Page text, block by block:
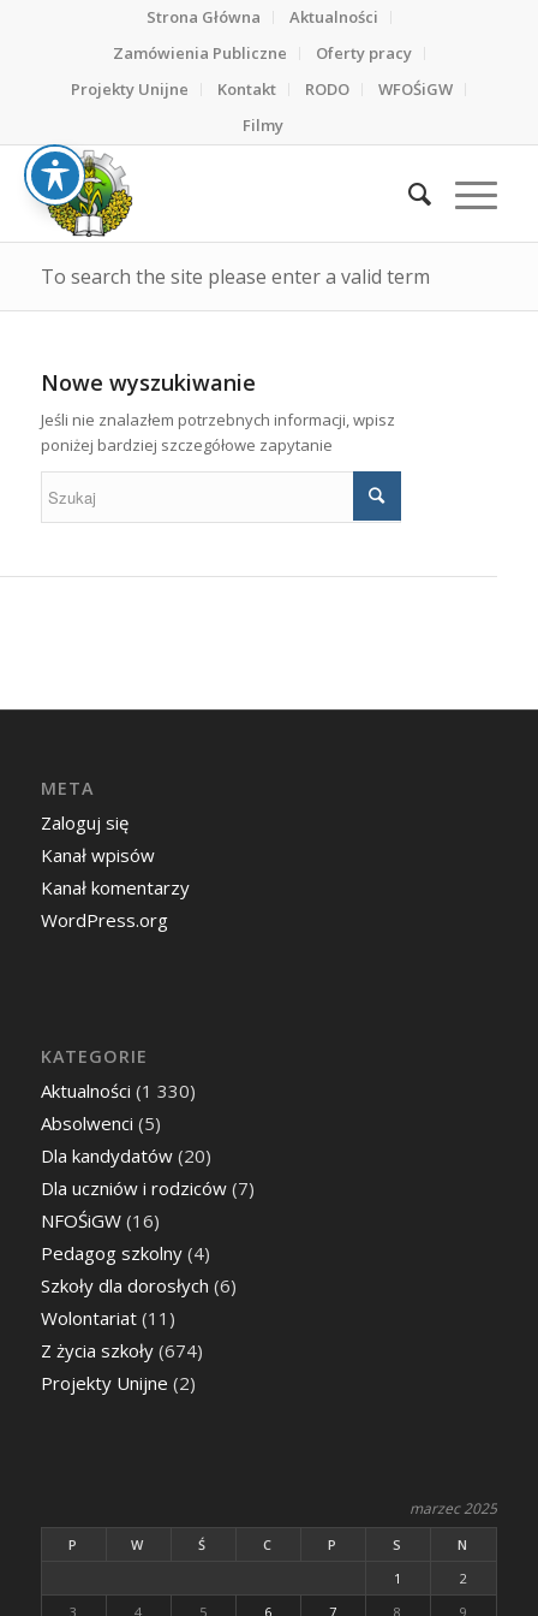
Strona Główna
Aktualności
Zamówienia Publiczne
Oferty pracy
Projekty Unijne
Kontakt RODO
WFOŚiGW
Filmy
To search the site please enter a valid term
Nowe wyszukiwanie
Jeśli nie znalazłem potrzebnych informacji, wpisz
poniżej bardziej szczegółowe zapytanie
META
Zaloguj się
Kanał wpisów
Kanał komentarzy
WordPress.org
KATEGORIE
Aktualności (1 330)
Absolwenci (5)
Dla kandydatów(20)
Dla uczniów i rodziców(7)
NFOŚiGW(16)
Pedagog szkolny(4)
Szkoły dla dorosłych (6)
Wolontariat(11)
Z życia szkoły(674)
Projekty Unijne (2)
marzec 2025
P W Ś C P S
N
1
2
3
4 5 6 7 8 9